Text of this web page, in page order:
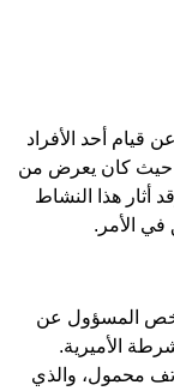
أحد الأفراد
حيث كان يعرض من
أثار هذا النشاط
في الأمر.
المسؤول عن
الأميرية.
محمول، والذي